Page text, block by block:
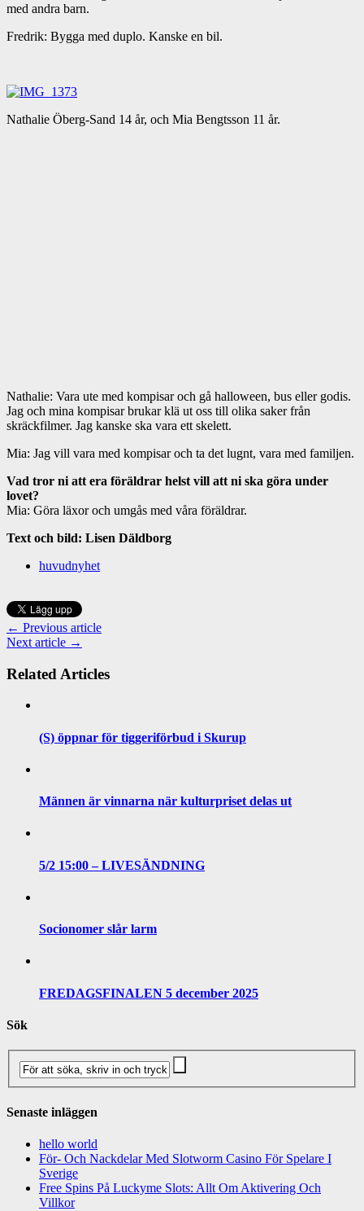
med andra barn.
Fredrik: Bygga med duplo. Kanske en bil.
Nathalie Öberg-Sand 14 år, och Mia Bengtsson 11 år.
Nathalie: Vara ute med kompisar och gå halloween, bus eller godis.
Jag och mina kompisar brukar klä ut oss till olika saker från
skräckfilmer. Jag kanske ska vara ett skelett.
Mia: Jag vill vara med kompisar och ta det lugnt, vara med familjen.
Vad tror ni att era föräldrar helst vill att ni ska göra under
lovet?
Mia: Göra läxor och umgås med våra föräldrar.
Text och bild: Lisen Däldborg
huvudnyhet
← Previous article
Next article →
Related Articles
(S) öppnar för tiggeriförbud i Skurup
Männen är vinnarna när kulturpriset delas ut
5/2 15:00 – LIVESÄNDNING
Socionomer slår larm
FREDAGSFINALEN 5 december 2025
Sök
Senaste inläggen
hello world
För- Och Nackdelar Med Slotworm Casino För Spelare I
Sverige
Free Spins På Luckyme Slots: Allt Om Aktivering Och
Villkor